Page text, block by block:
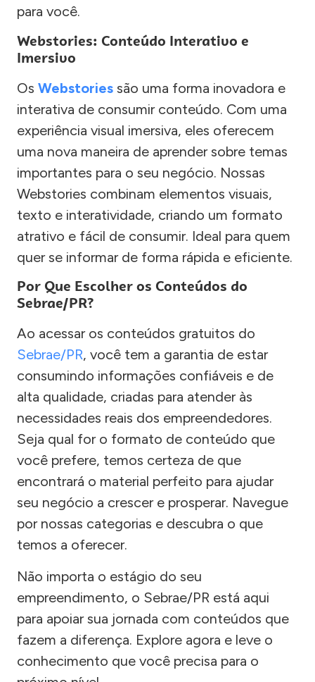
para você.
Webstories: Conteúdo Interativo e
Imersivo
Os Webstories são uma forma inovadora e
interativa de consumir conteúdo. Com uma
experiência visual imersiva, eles oferecem
uma nova maneira de aprender sobre temas
importantes para o seu negócio. Nossas
Webstories combinam elementos visuais,
texto e interatividade, criando um formato
atrativo e fácil de consumir. Ideal para quem
quer se informar de forma rápida e eficiente.
Por Que Escolher os Conteúdos do
Sebrae/PR?
Ao acessar os conteúdos gratuitos do
Sebrae/PR, você tem a garantia de estar
consumindo informações confiáveis e de
alta qualidade, criadas para atender às
necessidades reais dos empreendedores.
Seja qual for o formato de conteúdo que
você prefere, temos certeza de que
encontrará o material perfeito para ajudar
seu negócio a crescer e prosperar. Navegue
por nossas categorias e descubra o que
temos a oferecer.
Não importa o estágio do seu
empreendimento, o Sebrae/PR está aqui
para apoiar sua jornada com conteúdos que
fazem a diferença. Explore agora e leve o
conhecimento que você precisa para o